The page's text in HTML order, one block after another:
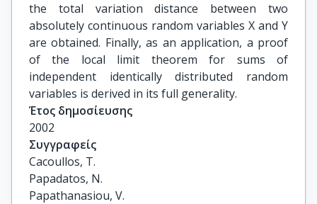
the total variation distance between two
absolutely continuous random variables X and Y
are obtained. Finally, as an application, a proof
of the local limit theorem for sums of
independent identically distributed random
variables is derived in its full generality.
Έτος δημοσίευσης
2002
Συγγραφείς
Cacoullos, T.
Papadatos, N.
Papathanasiou, V.